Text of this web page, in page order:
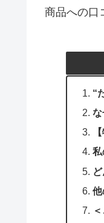
商品への口
“